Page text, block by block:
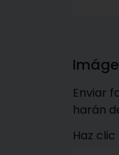
Enviar
harán
Haz